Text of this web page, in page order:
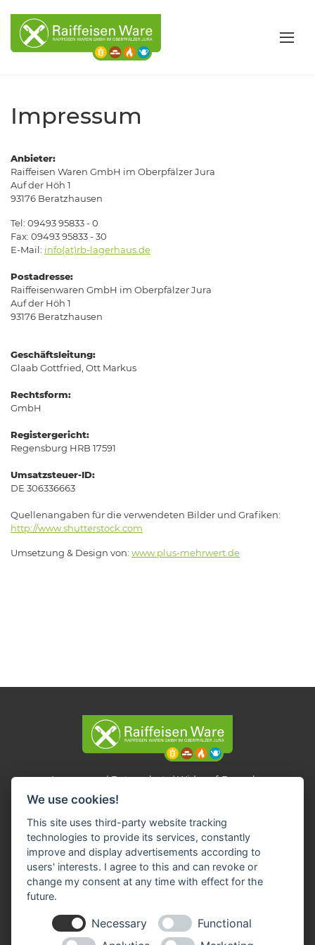
Impressum
Anbieter:
Raiffeisen Waren GmbH im Oberpfälzer Jura
Auf der Höh 1
93176 Beratzhausen
Tel: 09493 95833 - 0
Fax: 09493 95833 - 30
E-Mail: info(at)rb-lagerhaus.de
Postadresse:
Raiffeisenwaren GmbH im Oberpfälzer Jura
Auf der Höh 1
93176 Beratzhausen
Geschäftsleitung:
Glaab Gottfried, Ott Markus
Rechtsform:
GmbH
Registergericht:
Regensburg HRB 17591
Umsatzsteuer-ID:
DE 306336663
Quellenangaben für die verwendeten Bilder und Grafiken:
http://www.shutterstock.com
Umsetzung & Design von: www.plus-mehrwert.de
Impressum Datenschutz Widerruf-Formular
Cookie-Einstellungen ändern
Raiffeisen Waren GmbH im Oberpfälzer Jura
Auf der Höh 1
93176 Beratzhausen
E-Mail:info(at)rb-lagerhaus.de
We use cookies!
This site uses third-party website tracking
technologies to provide its services, constantly
improve and display advertisements according to
users' interests. I agree to this and can revoke or
change my consent at any time with effect for the
future.
Necessary
Functional